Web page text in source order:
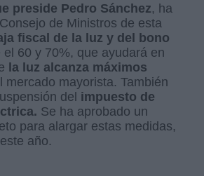
preside Pedro Sánchez, ha
de Ministros de esta
fiscal de la luz y del bono
el 60 y 70%, que ayudará en
la luz alcanza máximos
mercado mayorista. También
del impuesto de
Se ha aprobado un
para alargar estas medidas,
año.